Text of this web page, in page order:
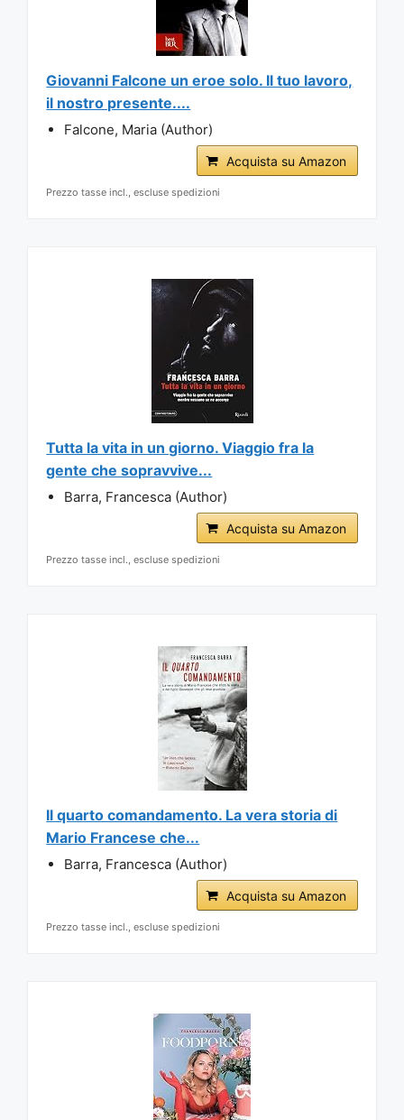
Giovanni Falcone un eroe solo. Il tuo lavoro,
il nostro presente....
Falcone, Maria (Author)
Acquista su Amazon
Prezzo tasse incl., escluse spedizioni
Tutta la vita in un giorno. Viaggio fra la
gente che sopravvive...
Barra, Francesca (Author)
Acquista su Amazon
Prezzo tasse incl., escluse spedizioni
Il quarto comandamento. La vera storia di
Mario Francese che...
Barra, Francesca (Author)
Acquista su Amazon
Prezzo tasse incl., escluse spedizioni